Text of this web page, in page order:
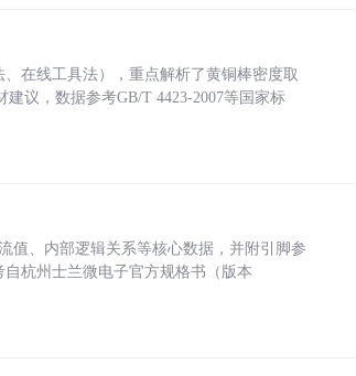
在线工具法），重点解析了黄铜棒密度取
议，数据参考GB/T 4423-2007等国家标
值、内部逻辑关系等核心数据，并附引脚参
杭州士兰微电子官方规格书（版本